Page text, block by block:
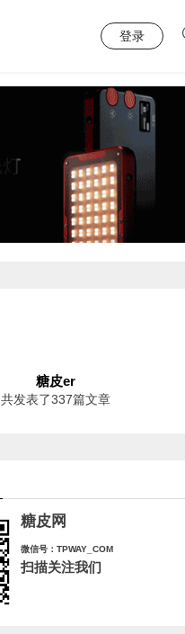
登录
糖皮er
共发表了337篇文章
糖皮网
微信号：TPWAY_COM
扫描关注我们